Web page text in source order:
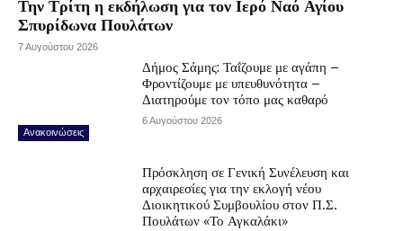
Την Τρίτη η εκδήλωση για τον Ιερό Ναό Αγίου
Σπυρίδωνα Πουλάτων
7 Αυγούστου 2026
Ανακοινώσεις
Δήμος Σάμης: Ταΐζουμε με αγάπη –
Φροντίζουμε με υπευθυνότητα –
Διατηρούμε τον τόπο μας καθαρό
6 Αυγούστου 2026
Πρόσκληση σε Γενική Συνέλευση και
αρχαιρεσίες για την εκλογή νέου
Διοικητικού Συμβουλίου στον Π.Σ.
Πουλάτων «Το Αγκαλάκι»